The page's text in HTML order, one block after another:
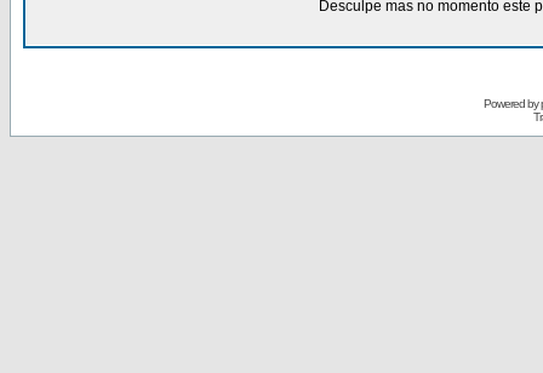
Desculpe mas no momento este
Powered by